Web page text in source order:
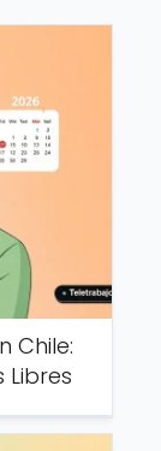
Chile:
Libres